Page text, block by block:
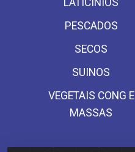
PESCADOS
SECOS
SUINOS
VEGETAIS CONG E
MASSAS